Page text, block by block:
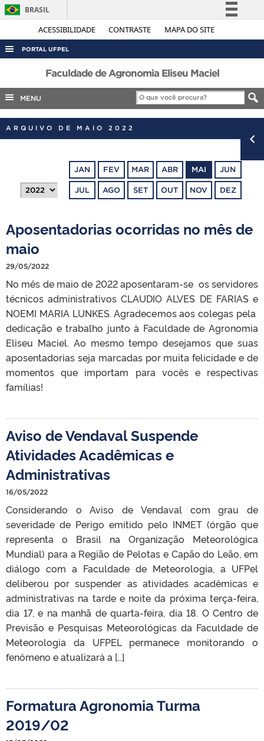
ACESSIBILIDADE CONTRASTE MAPA DO SITE
BRASIL
Simplifique!
Legislação
Canais
PORTAL UFPEL
ACESSO À INFORMAÇÃO
AUDITORIA
COBALTO
CONCURSOS
OUVIDORIA
TELEFONES
Faculdade de Agronomia Eliseu Maciel
MENU
ARQUIVO DE MAIO 2022
JAN FEV MAR ABR MAI JUN
JUL AGO SET OUT NOV DEZ
Aposentadorias ocorridas no mês de
maio
29/05/2022
No mês de maio de 2022 aposentaram-se os servidores
técnicos administrativos CLAUDIO ALVES DE FARIAS e
NOEMI MARIA LUNKES. Agradecemos aos colegas pela
dedicação e trabalho junto à Faculdade de Agronomia
Eliseu Maciel. Ao mesmo tempo desejamos que suas
aposentadorias seja marcadas por muita felicidade e de
momentos que importam para vocês e respectivas
famílias!
Aviso de Vendaval Suspende
Atividades Acadêmicas e
Administrativas
16/05/2022
Considerando o Aviso de Vendaval com grau de
severidade de Perigo emitido pelo INMET (órgão que
representa o Brasil na Organização Meteorológica
Mundial) para a Região de Pelotas e Capão do Leão, em
diálogo com a Faculdade de Meteorologia, a UFPel
deliberou por suspender as atividades acadêmicas e
administrativas na tarde e noite da próxima terça-feira,
dia 17, e na manhã de quarta-feira, dia 18. O Centro de
Previsão e Pesquisas Meteorológicas da Faculdade de
Meteorologia da UFPEL permanece monitorando o
fenômeno e atualizará a […]
Formatura Agronomia Turma
2019/02